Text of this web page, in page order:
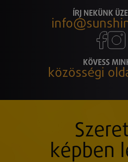
ÍRJ NEKÜNK
KÖVESS
közösségi
képben